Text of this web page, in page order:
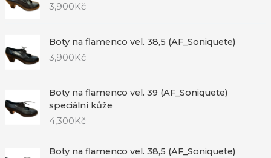
3,900Kč
Boty na flamenco vel. 38,5 (AF_Soniquete)
3,900Kč
Boty na flamenco vel. 39 (AF_Soniquete)
speciální kůže
4,300Kč
Boty na flamenco vel. 38,5 (AF_Soniquete)